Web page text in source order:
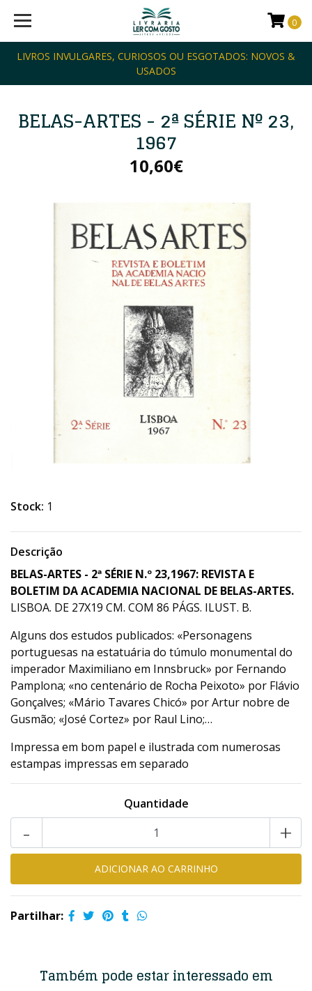
LIVROS INVULGARES, CURIOSOS OU ESGOTADOS: NOVOS &
USADOS
0
BELAS-ARTES - 2ª SÉRIE Nº 23,
1967
10,60€
Stock: 1
Descrição
BELAS-ARTES - 2ª SÉRIE N.º 23,1967: REVISTA E
BOLETIM DA ACADEMIA NACIONAL DE BELAS-ARTES.
LISBOA. DE 27X19 CM. COM 86 PÁGS. ILUST. B.
Alguns dos estudos publicados: «Personagens
portuguesas na estatuária do túmulo monumental do
imperador Maximiliano em Innsbruck» por Fernando
Pamplona; «no centenário de Rocha Peixoto» por Flávio
Gonçalves; «Mário Tavares Chicó» por Artur nobre de
Gusmão; «José Cortez» por Raul Lino;…
Impressa em bom papel e ilustrada com numerosas
estampas impressas em separado
Quantidade
+
-
Partilhar:
Também pode estar interessado em